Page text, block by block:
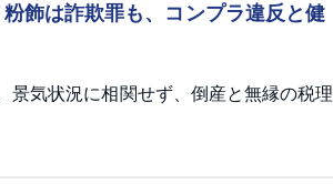
飾は詐欺罪も、コンプラ違反と健
景気状況に相関せず、倒産と無縁の税理